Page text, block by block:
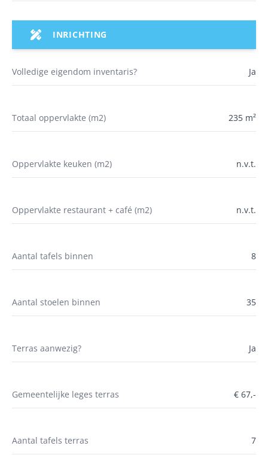
INRICHTING
Volledige eigendom inventaris? Ja
Totaal oppervlakte (m2) 235 m²
Oppervlakte keuken (m2) n.v.t.
Oppervlakte restaurant + café (m2) n.v.t.
Aantal tafels binnen 8
Aantal stoelen binnen 35
Terras aanwezig? Ja
Gemeentelijke leges terras € 67,-
Aantal tafels terras 7